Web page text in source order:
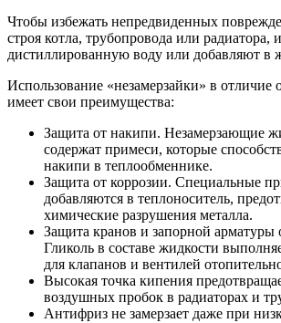
Чтобы избежать непредвиденных
строя котла, трубопровода или радиатора,
дистиллированную воду или добавляют в
Использование «незамерзайки» в отличие
имеет свои преимущества:
Защита от накипи. Незамерзающие
содержат примеси, которые
накипи в теплообменнике.
Защита от коррозии. Специальные
добавляются в теплоноситель,
химические разрушения металла.
Защита кранов и запорной арматуры
Гликоль в составе жидкости
для клапанов и вентилей
Высокая точка кипения
воздушных пробок в радиаторах и
Антифриз не замерзает даже при